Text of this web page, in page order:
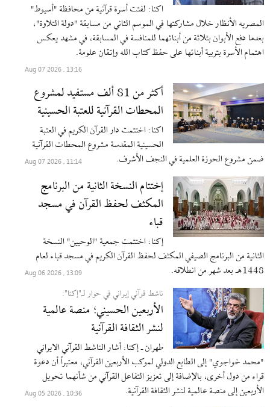
اکنا: لفتت أسرة قرآنية من محافظة "أسيوط"
المصریه الأنظار خلال مشاركتها في الموسم الثاني من مسابقة "دولة التلاوة"،
بعدما دفع الأبوان بثلاثة من أبنائهما للمنافسة في المسابقة، في مشهد يعكس
اهتمام الأسرة بتربية أبنائها على حفظ كتاب الله وإتقان علومة.
13:16 , 2026 Aug 07
أكثر من 81 ألف مستفيد لمشروع
المحطات القرآنية للعتبة الحسينية
اکنا: اختتمت دار القرآن الكريم في العتبة
الحسينية المقدسة مشروع المحطات القرآنية
ضمن مشروع الحوزة العلمية في النجف الأشرف.
11:14 , 2026 Aug 07
إختتام النسخة الثانية من البرنامج
المكثف لحفظ القرآن في مسجد
قباء
إکنا: اختتمت جمعية "الوحيين" النسخة
الثانية من البرنامج الصيفي المكثف لحفظ القرآن الكريم في مسجد قباء لعام
1448هـ بعد شهر من انطلاقه.
13:09 , 2026 Aug 06
ناشط قرآني إيراني في حوار لـ"إکنا":
الأربعين الحسيني؛ منصة عالمية
لنشر الثقافة القرآنية
طهران ـ إکنا: أشار الناشط القرآني الايراني
"محمد خواجوي" إلى الطابع الدولي لموكب الأربعين القرآني، معتبراً أن دعوة
قراء من دول أخرى، بالإضافة إلى تعزيز التفاعل القرآني من شأنهما تحويل
الأربعين إلى منصة عالمية لنشر الثقافة القرآنية.
10:36 , 2026 Aug 05